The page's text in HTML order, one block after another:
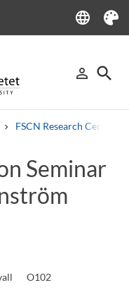
language
Language
Theme
person_outline
Sign in
search
FSCN Research Centre
Welcome letters
Seminar
O102